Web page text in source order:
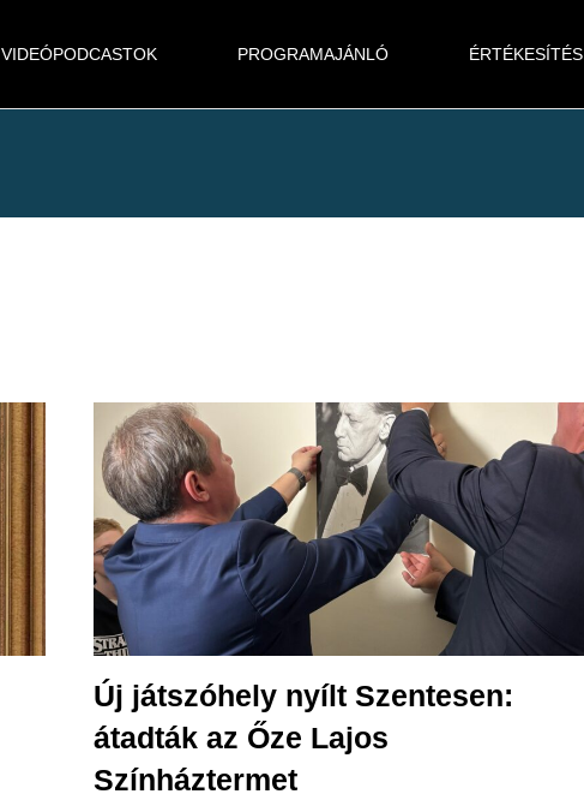
VIDEÓPODCASTOK PROGRAMAJÁNLÓ ÉRTÉKESÍTÉS
Új játszóhely nyílt Szentesen:
átadták az Őze Lajos
Színháztermet